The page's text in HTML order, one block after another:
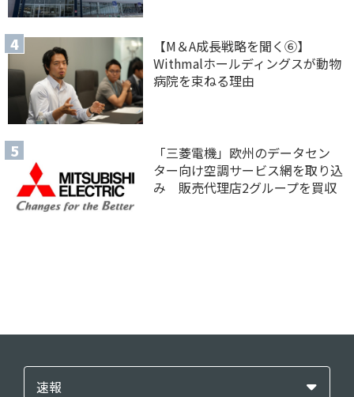
【M＆A 成長戦略を聞く⑥】
Withmalホールディングスが動物
病院を束ねる理由
「三菱電機」欧州のデータセン
ター向け空調サービス網を取り込
み 販売代理店2グループを買収
速報